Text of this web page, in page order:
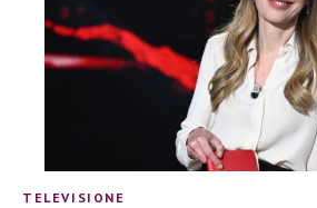
TELEVISIONE